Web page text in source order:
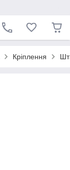
Кріплення